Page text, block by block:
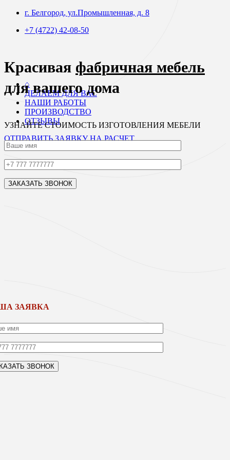
г. Белгород, ул.Промышленная, д. 8
+7 (4722) 42-08-50
⌂
ДЕЛАЕМ ДЛЯ ВАС
НАШИ РАБОТЫ
ПРОИЗВОДСТВО
ОТЗЫВЫ
ОТПРАВИТЬ ЗАЯВКУ НА РАСЧЕТ
ЗАЯВКА
Красивая фабричная мебель
для вашего дома
УЗНАЙТЕ СТОИМОСТЬ ИЗГОТОВЛЕНИЯ МЕБЕЛИ